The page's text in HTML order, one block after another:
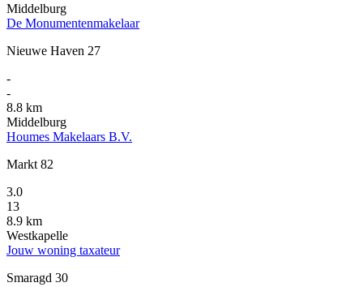
Middelburg
De Monumentenmakelaar
Nieuwe Haven 27
-
-
8.8 km
Middelburg
Houmes Makelaars B.V.
Markt 82
3.0
13
8.9 km
Westkapelle
Jouw woning taxateur
Smaragd 30